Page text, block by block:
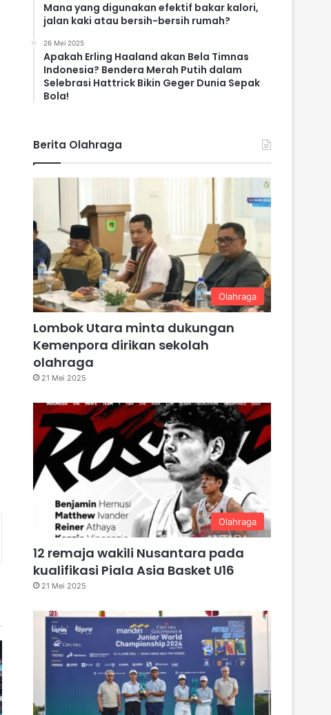
Mana yang digunakan efektif bakar kalori,
jalan kaki atau bersih-bersih rumah?
26 Mei 2025
Apakah Erling Haaland akan Bela Timnas
Indonesia? Bendera Merah Putih dalam
Selebrasi Hattrick Bikin Geger Dunia Sepak
Bola!
Berita Olahraga
Olahraga
Lombok Utara minta dukungan
Kemenpora dirikan sekolah
olahraga
21 Mei 2025
Olahraga
12 remaja wakili Nusantara pada
kualifikasi Piala Asia Basket U16
21 Mei 2025